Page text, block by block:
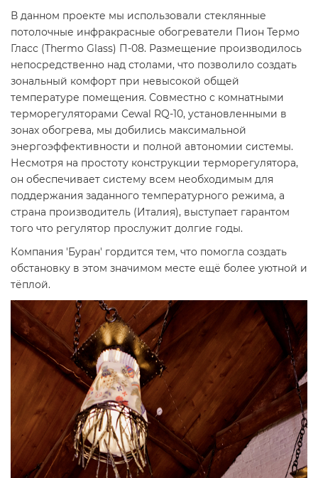
В данном проекте мы использовали стеклянные
потолочные инфракрасные обогреватели Пион Термо
Гласс (Thermo Glass) П-08. Размещение производилось
непосредственно над столами, что позволило создать
зональный комфорт при невысокой общей
температуре помещения. Совместно с комнатными
терморегуляторами Cewal RQ-10, установленными в
зонах обогрева, мы добились максимальной
энергоэффективности и полной автономии системы.
Несмотря на простоту конструкции терморегулятора,
он обеспечивает систему всем необходимым для
поддержания заданного температурного режима, а
страна производитель (Италия), выступает гарантом
того что регулятор прослужит долгие годы.
Компания 'Буран' гордится тем, что помогла создать
обстановку в этом значимом месте ещё более уютной и
тёплой.